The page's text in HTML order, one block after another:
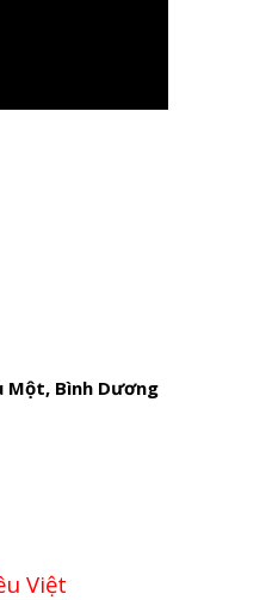
Một, Bình Dương
Việt